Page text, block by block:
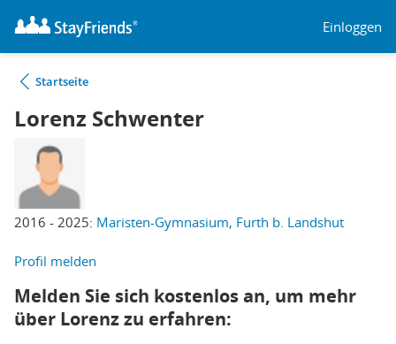
Einloggen
Startseite
Lorenz Schwenter
2016 - 2025: Maristen-Gymnasium, Furth b. Landshut
Profil melden
Melden Sie sich kostenlos an, um mehr
über Lorenz zu erfahren: